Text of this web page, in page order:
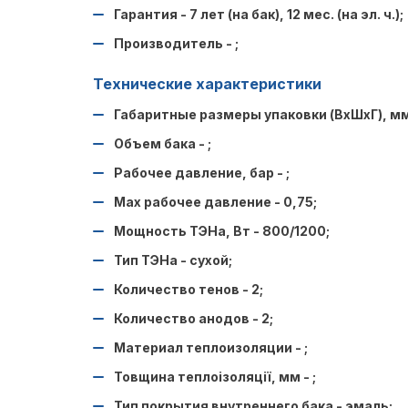
Гарантия - 7 лет (на бак), 12 мес. (на эл. ч.);
Производитель - ;
Технические характеристики​
Габаритные размеры упаковки (ВхШхГ),
Объем бака - ;
Рабочее давление, бар - ;
Max рабочее давление - 0,75;
Мощность ТЭНа, Вт - 800/1200;
Тип ТЭНа - сухой;
Количество тенов - 2;
Количество анодов - 2;
Материал теплоизоляции - ;
Товщина теплоізоляції, мм - ;